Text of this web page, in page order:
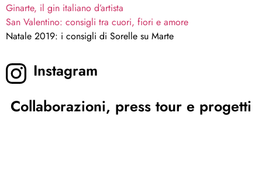
Ginarte, il gin italiano d’artista
San Valentino: consigli tra cuori, fiori e amore
Natale 2019: i consigli di Sorelle su Marte
Instagram
Collaborazioni, press tour e progetti